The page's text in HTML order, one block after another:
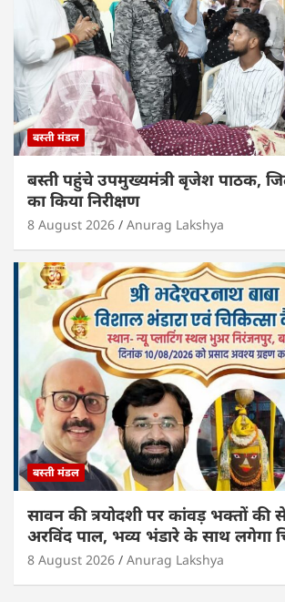
बस्ती मंडल
बस्ती पहुंचे उपमुख्यमंत्री बृजेश पाठक,
का किया निरीक्षण
8 August 2026 Anurag Lakshya
बस्ती मंडल
सावन की त्रयोदशी पर कांवड़ भक्तों की
अरविंद पाल, भव्य भंडारे के साथ लगेगा
8 August 2026 Anurag Lakshya